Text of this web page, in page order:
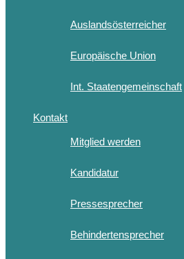
Auslandsösterreicher
Europäische Union
Int. Staatengemeinschaft
Kontakt
Mitglied werden
Kandidatur
Pressesprecher
Behindertensprecher